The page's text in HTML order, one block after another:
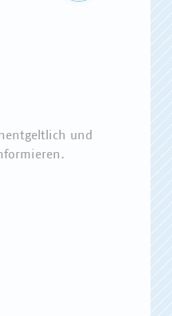
und